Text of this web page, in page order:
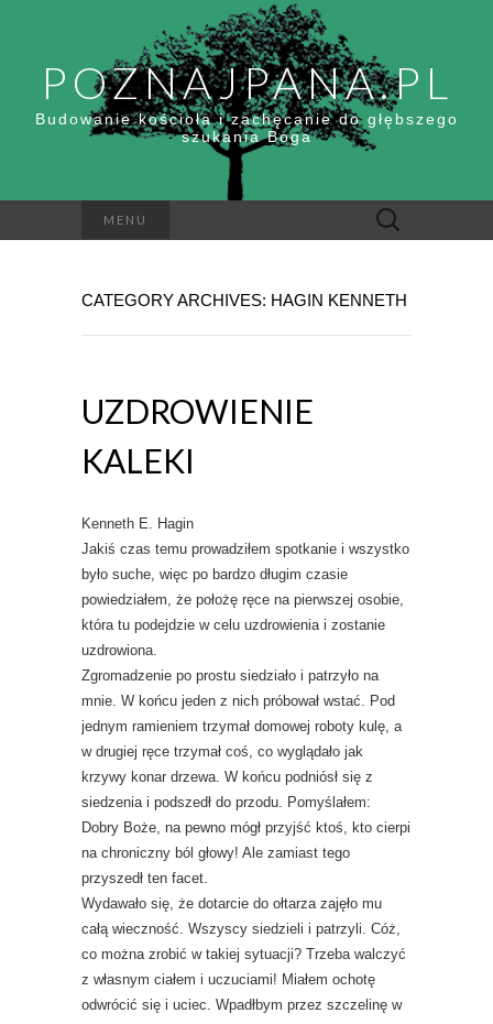
POZNAJPANA.PL
Budowanie kościoła i zachęcanie do głębszego
szukania Boga
MENU Szukaj:
CATEGORY ARCHIVES: HAGIN KENNETH
UZDROWIENIE
KALEKI
Kenneth E. Hagin
Jakiś czas temu prowadziłem spotkanie i wszystko
było suche, więc po bardzo długim czasie
powiedziałem, że położę ręce na pierwszej osobie,
która tu podejdzie w celu uzdrowienia i zostanie
uzdrowiona.
Zgromadzenie po prostu siedziało i patrzyło na
mnie. W końcu jeden z nich próbował wstać. Pod
jednym ramieniem trzymał domowej roboty kulę, a
w drugiej ręce trzymał coś, co wyglądało jak
krzywy konar drzewa. W końcu podniósł się z
siedzenia i podszedł do przodu. Pomyślałem:
Dobry Boże, na pewno mógł przyjść ktoś, kto cierpi
na chroniczny ból głowy! Ale zamiast tego
przyszedł ten facet.
Wydawało się, że dotarcie do ołtarza zajęło mu
całą wieczność. Wszyscy siedzieli i patrzyli. Cóż,
co można zrobić w takiej sytuacji? Trzeba walczyć
z własnym ciałem i uczuciami! Miałem ochotę
odwrócić się i uciec. Wpadłbym przez szczelinę w